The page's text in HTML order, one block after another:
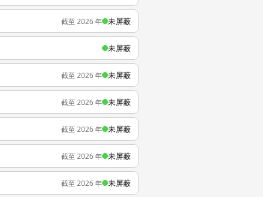
截至 2026 年 未屏蔽
未屏蔽
截至 2026 年 未屏蔽
截至 2026 年 未屏蔽
截至 2026 年 未屏蔽
截至 2026 年 未屏蔽
截至 2026 年 未屏蔽